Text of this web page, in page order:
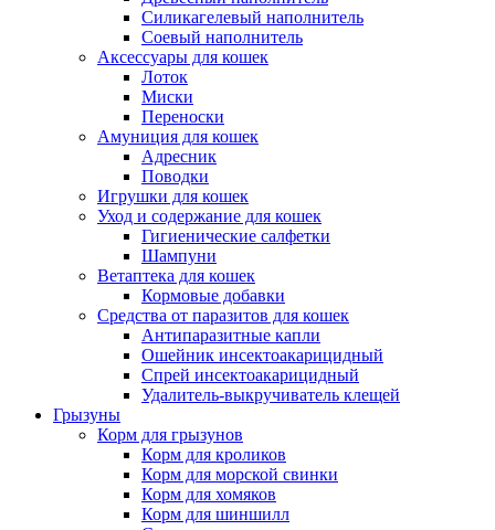
Силикагелевый наполнитель
Соевый наполнитель
Аксессуары для кошек
Лоток
Миски
Переноски
Амуниция для кошек
Адресник
Поводки
Игрушки для кошек
Уход и содержание для кошек
Гигиенические салфетки
Шампуни
Ветаптека для кошек
Кормовые добавки
Средства от паразитов для кошек
Антипаразитные капли
Ошейник инсектоакарицидный
Спрей инсектоакарицидный
Удалитель-выкручиватель клещей
Грызуны
Корм для грызунов
Корм для кроликов
Корм для морской свинки
Корм для хомяков
Корм для шиншилл